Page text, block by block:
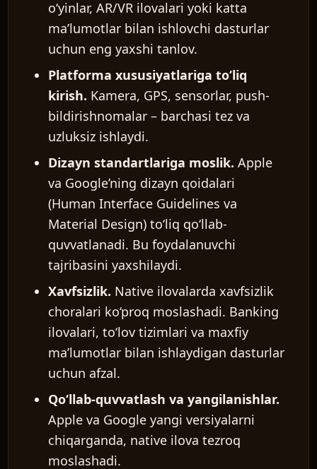
o‘yinlar, AR/VR ilovalari yoki katta
ma’lumotlar bilan ishlovchi dasturlar
uchun eng yaxshi tanlov.
Platforma xususiyatlariga to‘liq
kirish. Kamera, GPS, sensorlar, push-
bildirishnomalar – barchasi tez va
uzluksiz ishlaydi.
Dizayn standartlariga moslik. Apple
va Google’ning dizayn qoidalari
(Human Interface Guidelines va
Material Design) to‘liq qo‘llab-
quvvatlanadi. Bu foydalanuvchi
tajribasini yaxshilaydi.
Xavfsizlik. Native ilovalarda xavfsizlik
choralari ko‘proq moslashadi. Banking
ilovalari, to‘lov tizimlari va maxfiy
ma’lumotlar bilan ishlaydigan dasturlar
uchun afzal.
Qo‘llab-quvvatlash va yangilanishlar.
Apple va Google yangi versiyalarni
chiqarganda, native ilova tezroq
moslashadi.